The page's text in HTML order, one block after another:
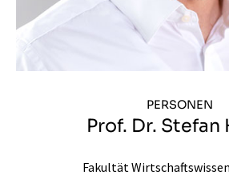
PERSONEN
Prof. Dr. Stefan
Fakultät